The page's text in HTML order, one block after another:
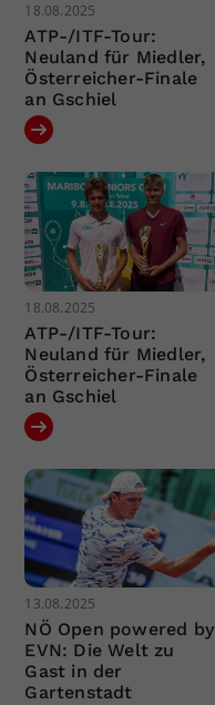
18.08.2025
ATP-/ITF-Tour:
Neuland für Miedler,
Österreicher-Finale
an Gschiel
18.08.2025
ATP-/ITF-Tour:
Neuland für Miedler,
Österreicher-Finale
an Gschiel
13.08.2025
NÖ Open powered by
EVN: Die Welt zu
Gast in der
Gartenstadt